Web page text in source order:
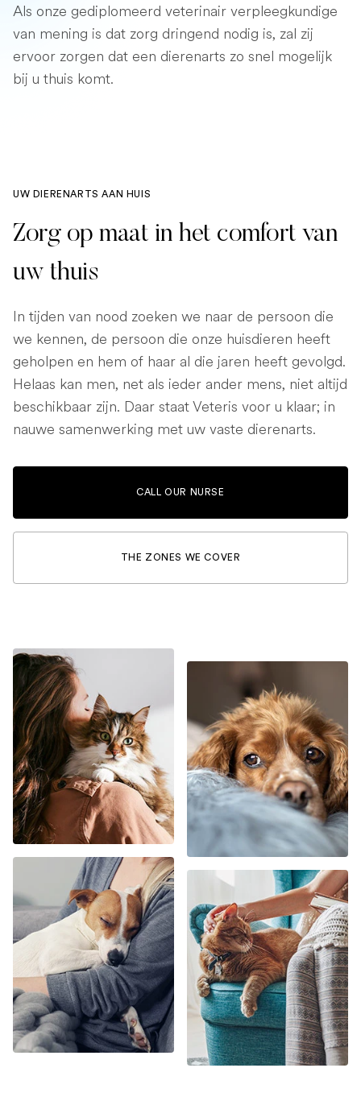
Als onze gediplomeerd veterinair verpleegkundige
van mening is dat zorg dringend nodig is, zal zij
ervoor zorgen dat een dierenarts zo snel mogelijk
bij u thuis komt.
UW DIERENARTS AAN HUIS
Zorg op maat in het comfort van
uw thuis
In tijden van nood zoeken we naar de persoon die
we kennen, de persoon die onze huisdieren heeft
geholpen en hem of haar al die jaren heeft gevolgd.
Helaas kan men, net als ieder ander mens, niet altijd
beschikbaar zijn. Daar staat Veteris voor u klaar; in
nauwe samenwerking met uw vaste dierenarts.
CALL OUR NURSE
THE ZONES WE COVER